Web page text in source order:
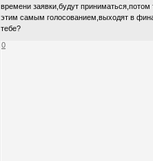
времени заявки,будут
этим самым голосованием,выходят в
тебе?
0